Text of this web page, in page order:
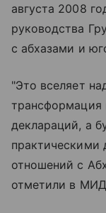
августа 2008
руководства
с абхазами и
"Это вселяет
трансформация
деклараций, а
практическими
отношений с
отметили в